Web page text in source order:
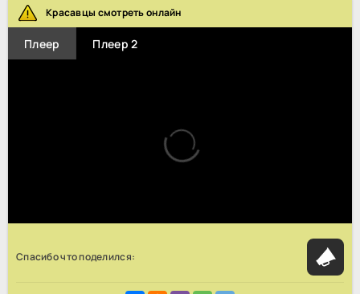
Красавцы смотреть онлайн
Плеер Плеер 2
Спасибо что поделился: